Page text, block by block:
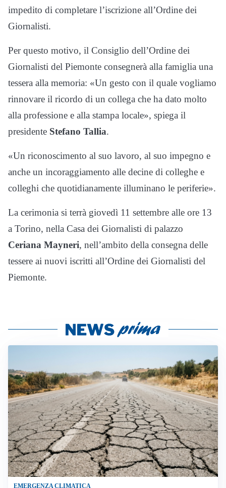
impedito di completare l’iscrizione all’Ordine dei
Giornalisti.
Per questo motivo, il Consiglio dell’Ordine dei
Giornalisti del Piemonte consegnerà alla famiglia una
tessera alla memoria: «Un gesto con il quale vogliamo
rinnovare il ricordo di un collega che ha dato molto
alla professione e alla stampa locale», spiega il
presidente Stefano Tallia.
«Un riconoscimento al suo lavoro, al suo impegno e
anche un incoraggiamento alle decine di colleghe e
colleghi che quotidianamente illuminano le periferie».
La cerimonia si terrà giovedì 11 settembre alle ore 13
a Torino, nella Casa dei Giornalisti di palazzo
Ceriana Mayneri, nell’ambito della consegna delle
tessere ai nuovi iscritti all’Ordine dei Giornalisti del
Piemonte.
EMERGENZA CLIMATICA